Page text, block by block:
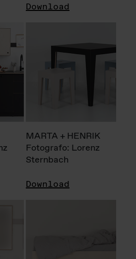
Download
MARTA + HENRIK
Fotografo: Lorenz
Sternbach
Download